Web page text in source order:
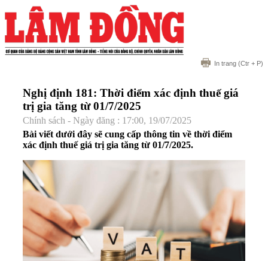
In trang (Ctr + P)
Nghị định 181: Thời điểm xác định thuế giá
trị gia tăng từ 01/7/2025
Chính sách - Ngày đăng : 17:00, 19/07/2025
Bài viết dưới đây sẽ cung cấp thông tin về thời điểm
xác định thuế giá trị gia tăng từ 01/7/2025.